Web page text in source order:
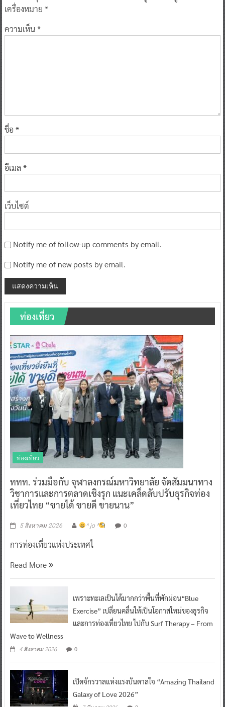
ความเห็น*
Notify me of new posts by email.
ท่องเที่ยว
ท่องเที่ยว
ททท. ร่วมมือกับ จุฬาลงกรณ์มหาวิทยาลัย จัดสัมมนาทาง
วิชาการและการตลาดเชิงรุก แนะเคล็ดลับปรับธุรกิจท่อง
เที่ยวไทย “ขายได้ ขายดี ขายนาน”
5 สิงหาคม 2026 ^ jo ^ 0
การท่องเที่ยวแห่งประเทศไ
Read More
และการท่องเที่ยวไทย ไปกับ Surf Therapy – From
Wave to Wellness
0
7 มีนาคม 2026 0